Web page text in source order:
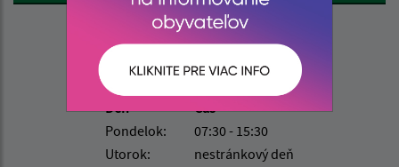
Úradné hodiny:
Deň
Čas
Pondelok:
07:30 - 15:30
Utorok:
nestránkový deň